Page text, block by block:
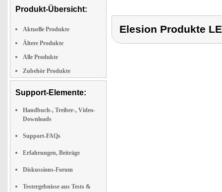
Produkt-Übersicht:
Aktuelle Produkte
Ältere Produkte
Alle Produkte
Zubehör Produkte
Support-Elemente:
Handbuch-, Treiber-, Video-
Downloads
Support-FAQs
Erfahrungen, Beiträge
Diskussions-Forum
Testergebnisse aus Tests &
Elesion Produkte